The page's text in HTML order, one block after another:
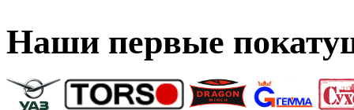
Наши первые